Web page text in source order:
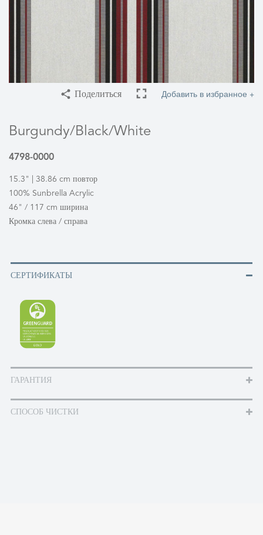
Поделиться Добавить в избранное +
Burgundy/Black/White
4798-0000
15.3" | 38.86 cm повтор
100% Sunbrella Acrylic
46" / 117 cm ширина
Кромка слева / справа
СЕРТИФИКАТЫ
ГАРАНТИЯ
СПОСОБ ЧИСТКИ